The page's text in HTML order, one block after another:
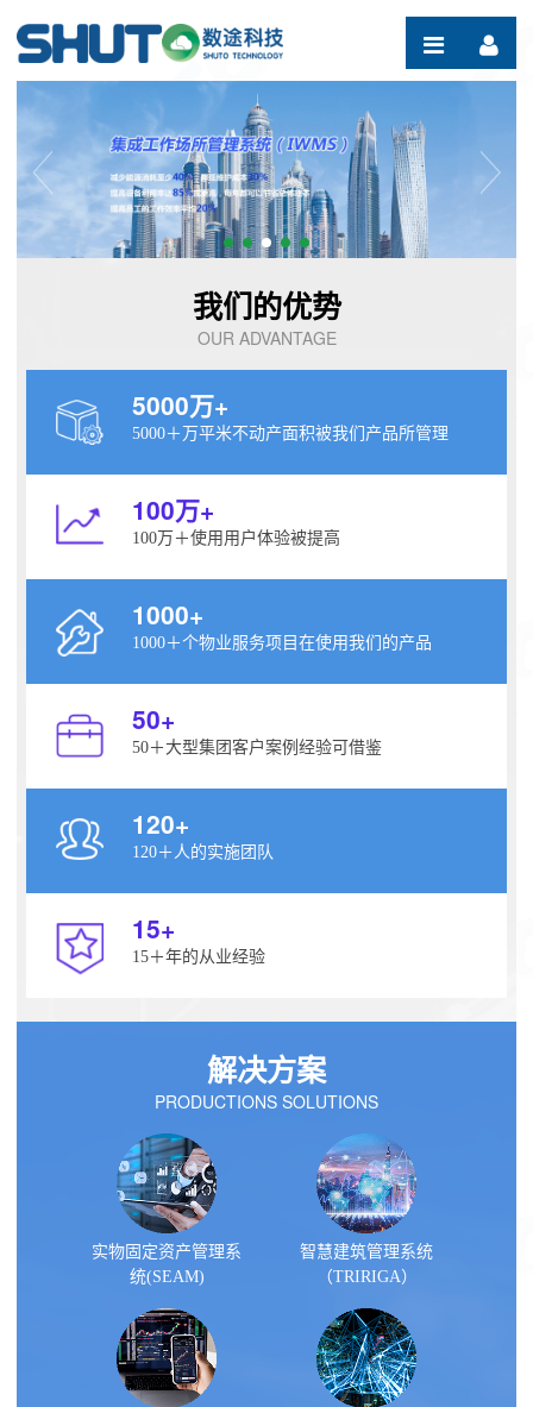
我们的优势
OUR ADVANTAGE
5000万+
5000＋万平米不动产面积被我们产品所管理
100万+
100万＋使用用户体验被提高
1000+
1000＋个物业服务项目在使用我们的产品
50+
50＋大型集团客户案例经验可借鉴
120+
120＋人的实施团队
15+
15＋年的从业经验
解决方案
PRODUCTIONS SOLUTIONS
实物固定资产管理系
统(SEAM)
智慧建筑管理系统
（TRIRIGA）